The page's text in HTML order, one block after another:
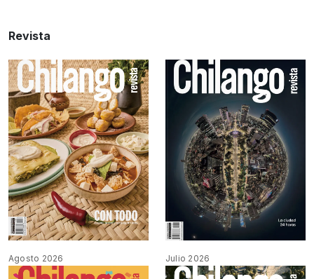
Revista
Agosto 2026 Julio 2026